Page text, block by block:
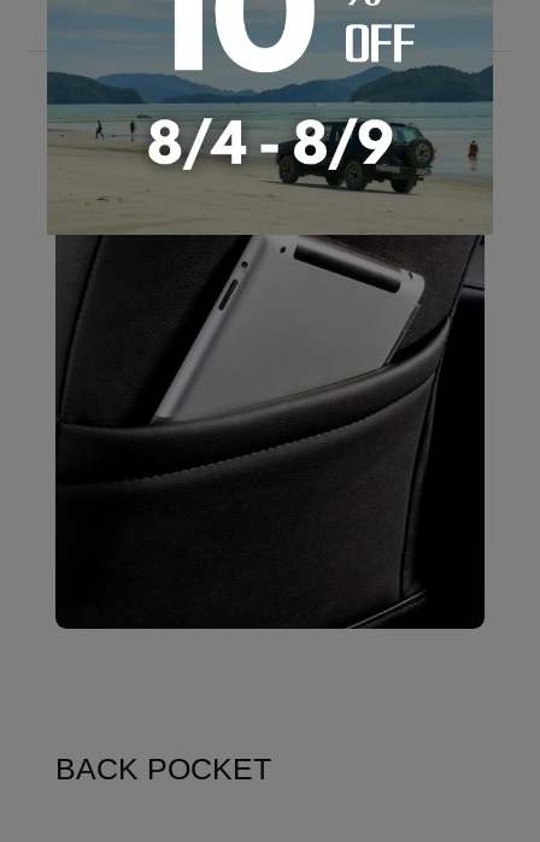
Quality & Detail
ディティールにも最大限のこだわりを
BACK POCKET